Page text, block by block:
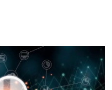
代表等百余位专家同台论道，围
角度展开深度交流探讨。安超云
合）奖。